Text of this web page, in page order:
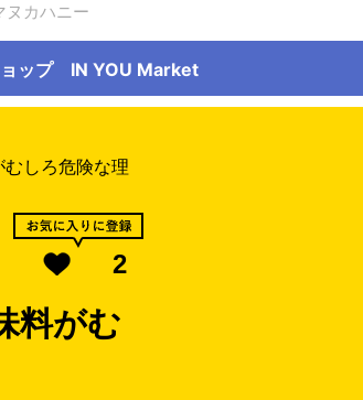
ヌカハニー
ョップ IN YOU Market
しろ危険な理
2
料がむ